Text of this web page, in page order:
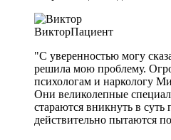
ВикторПациент
"С уверенностью могу
решила мою проблему.
психологам и наркологу
Они великолепные
стараются вникнуть в суть
действительно пытаются